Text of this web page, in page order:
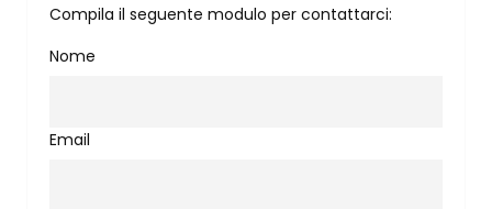
Compila il seguente modulo per contattarci:
Nome
Email